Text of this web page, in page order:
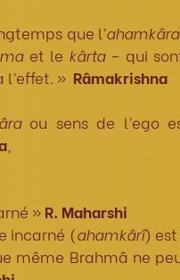
que l’ahamkâra
et le kârta– qui
l’effet. » Râmakrishna
ou sens de l’ego
,
» R. Maharshi
incarné (ahamkârî)
même Brahmâ ne